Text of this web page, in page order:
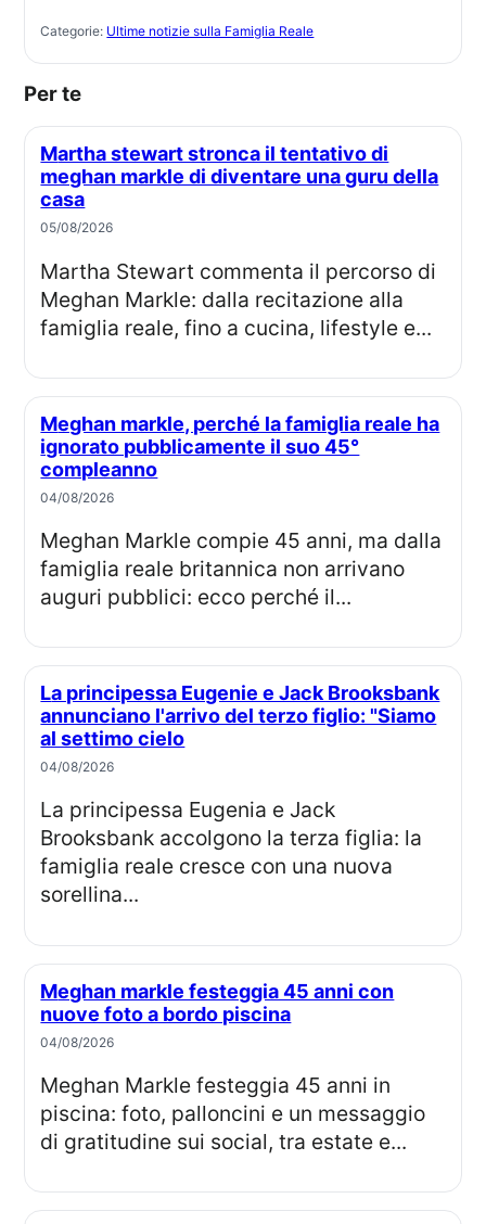
Categorie: Ultime notizie sulla Famiglia Reale
Per te
Martha stewart stronca il tentativo di
meghan markle di diventare una guru della
casa
05/08/2026
Martha Stewart commenta il percorso di
Meghan Markle: dalla recitazione alla
famiglia reale, fino a cucina, lifestyle e...
Meghan markle, perché la famiglia reale ha
ignorato pubblicamente il suo 45°
compleanno
04/08/2026
Meghan Markle compie 45 anni, ma dalla
famiglia reale britannica non arrivano
auguri pubblici: ecco perché il...
La principessa Eugenie e Jack Brooksbank
annunciano l'arrivo del terzo figlio: "Siamo
al settimo cielo
04/08/2026
La principessa Eugenia e Jack
Brooksbank accolgono la terza figlia: la
famiglia reale cresce con una nuova
sorellina...
Meghan markle festeggia 45 anni con
nuove foto a bordo piscina
04/08/2026
Meghan Markle festeggia 45 anni in
piscina: foto, palloncini e un messaggio
di gratitudine sui social, tra estate e...